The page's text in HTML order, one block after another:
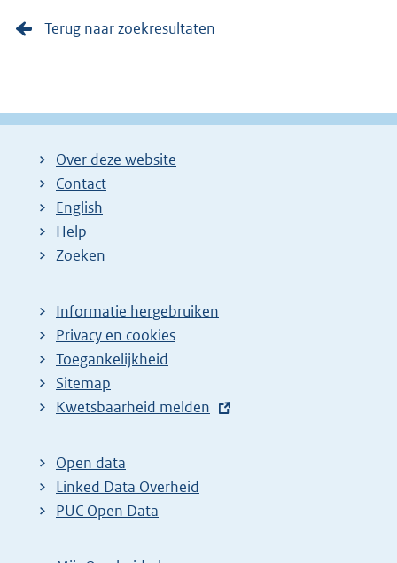
Terug naar zoekresultaten
Over deze website
Contact
English
Help
Zoeken
Informatie hergebruiken
Privacy en cookies
Toegankelijkheid
Sitemap
E
t
e
r
Kwetsbaarheid melden
Open data
Linked Data Overheid
PUC Open Data